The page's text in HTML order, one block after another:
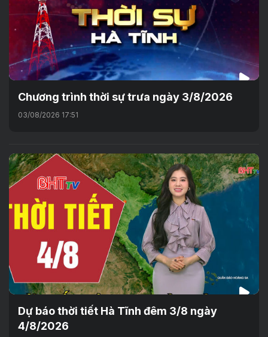
Chương trình thời sự trưa ngày 3/8/2026
03/08/2026 17:51
Dự báo thời tiết Hà Tĩnh đêm 3/8 ngày
4/8/2026